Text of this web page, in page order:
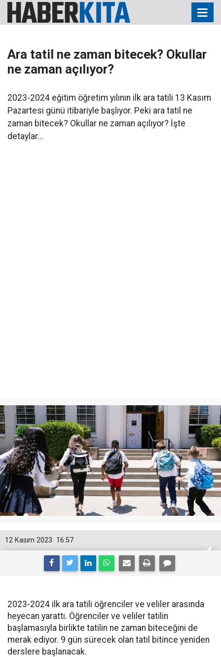
Ara tatil ne zaman bitecek? Okullar
ne zaman açılıyor?
2023-2024 eğitim öğretim yılının ilk ara tatili 13 Kasım
Pazartesi günü itibariyle başlıyor. Peki ara tatil ne
zaman bitecek? Okullar ne zaman açılıyor? İşte
detaylar...
16:57
12 Kasım 2023
2023-2024 ilk ara tatili öğrenciler ve veliler arasında
heyecan yarattı. Öğrenciler ve veliler tatilin
başlamasıyla birlikte tatilin ne zaman biteceğini de
merak ediyor. 9 gün sürecek olan tatil bitince yeniden
derslere başlanacak.